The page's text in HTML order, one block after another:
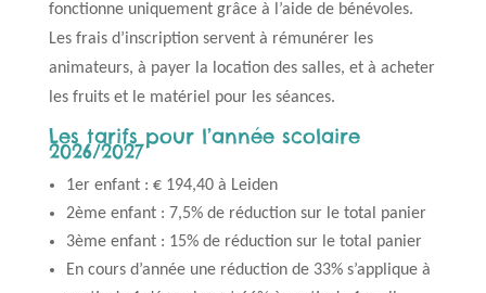
fonctionne uniquement grâce à l’aide de bénévoles.
Les frais d’inscription servent à rémunérer les
animateurs, à payer la location des salles, et à acheter
les fruits et le matériel pour les séances.
Les tarifs pour l’année scolaire
2026/2027
1er enfant : € 194,40 à Leiden
2ème enfant : 7,5% de réduction sur le total panier
3ème enfant : 15% de réduction sur le total panier
En cours d’année une réduction de 33% s’applique à